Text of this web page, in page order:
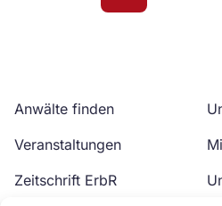
Anwälte finden
Veranstaltungen
Zeitschrift ErbR